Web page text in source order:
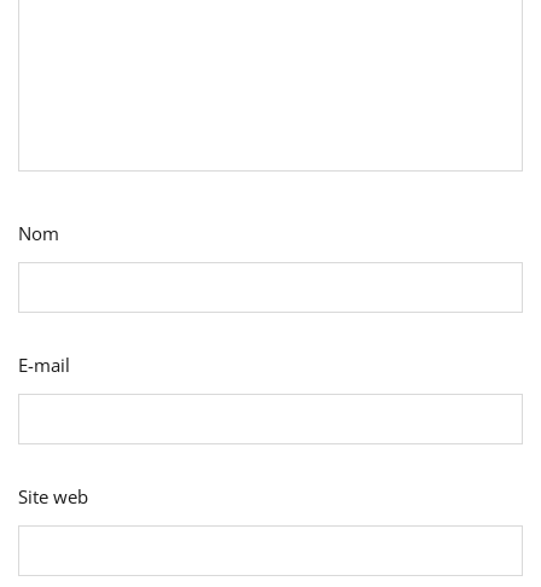
Nom
E-mail
Site web